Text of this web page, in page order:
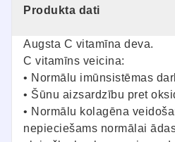
Produkta dati
Augsta C vitamīna deva.
C vitamīns veicina:
• Normālu imūnsistēmas
• Šūnu aizsardzību pret
• Normālu kolagēna
nepieciešams normālai